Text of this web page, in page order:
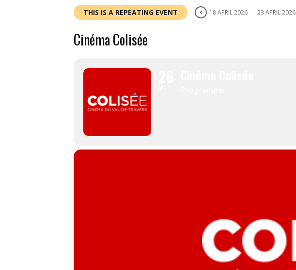
THIS IS A REPEATING EVENT 18 APRIL 2026 23 APRIL 2026
Cinéma Colisée